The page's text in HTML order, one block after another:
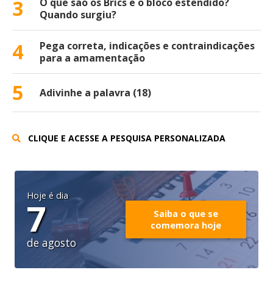
3
O que são os Brics e o bloco estendido?
Quando surgiu?
4
Pega correta, indicações e contraindicações
para a amamentação
5 Adivinhe a palavra (18)
CLIQUE E ACESSE A PESQUISA PERSONALIZADA
Hoje é dia
7
de agosto
Saiba o que se
comemora hoje